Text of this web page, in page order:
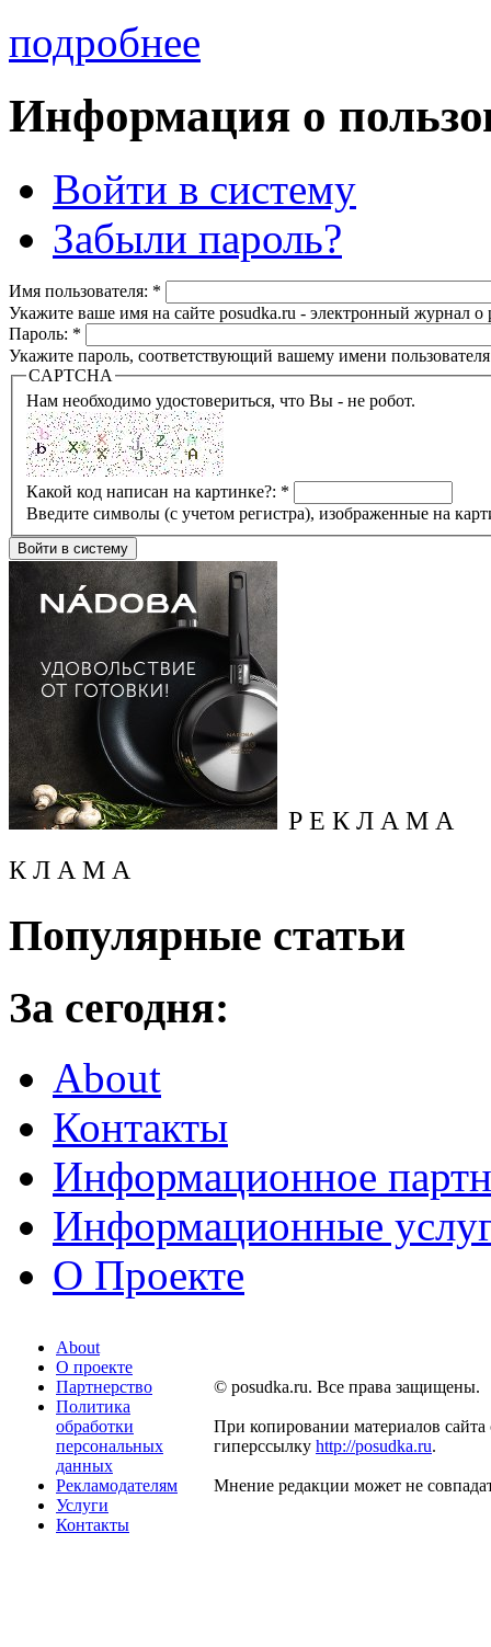
подробнее
Информация о
Войти в систему
Забыли пароль?
Имя пользователя: *
Укажите ваше имя на сайте posudka.ru - электронный журнал
Пароль: *
Укажите пароль, соответствующий вашему имени
CAPTCHA
Нам необходимо удостовериться, что Вы - не робот.
Какой код написан на картинке?: *
Введите символы (с учетом регистра), изображенные на
Р Е К Л А М А
К Л А М А
Популярные статьи
За сегодня:
About
Контакты
Информационное
Информационные
О Проекте
About
О проекте
Партнерство
Политика
обработки
персональных
данных
Рекламодателям
Услуги
Контакты
© posudka.ru. Все права защищены.
При копировании материалов сайта
гиперссылку http://posudka.ru.
Мнение редакции может не